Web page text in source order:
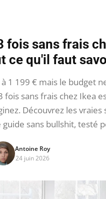
fois sans frais
ce qu'il faut
1 199 € mais le budget
sans frais chez Ikea
Découvrez les
sans bullshit, testé
Antoine Roy
24 juin 2026